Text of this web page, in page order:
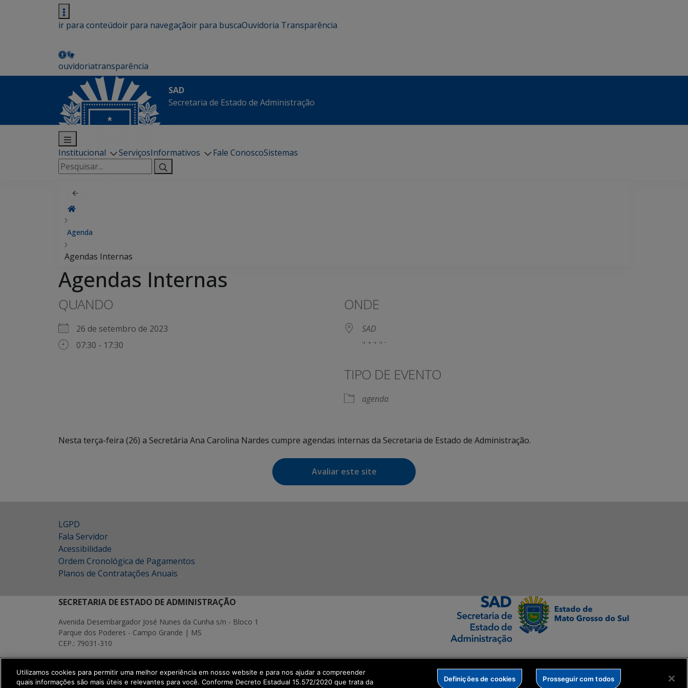
ir para conteúdoir para navegaçãoir para buscaOuvidoria Transparência
ouvidoriatransparência
SAD
Secretaria de Estado de Administração
Institucional ServiçosInformativos Fale ConoscoSistemas
Pesquisar
por:
Agenda
Agendas Internas
Agendas Internas
QUANDO
26 de setembro de 2023
07:30 - 17:30
ONDE
SAD
., ., ., ., .
TIPO DE EVENTO
agenda
Nesta terça-feira (26) a Secretária Ana Carolina Nardes cumpre agendas internas da Secretaria de Estado de Administração.
Avaliar este site
LGPD
Fala Servidor
Acessibilidade
Ordem Cronológica de Pagamentos
Planos de Contratações Anuais
SECRETARIA DE ESTADO DE ADMINISTRAÇÃO
Avenida Desembargador José Nunes da Cunha s/n - Bloco 1
Parque dos Poderes - Campo Grande | MS
CEP.: 79031-310
SETDIG | Secretaria-Executiva de Transformação Digital
Utilizamos cookies para permitir uma melhor experiência em nosso website e para nos ajudar a compreender
quais informações são mais úteis e relevantes para você. Conforme Decreto Estadual 15.572/2020 que trata da
Definições de cookies Prosseguir com todos